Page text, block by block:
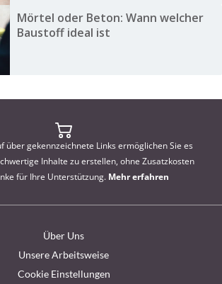
Mörtel oder Beton: Wann welcher
Baustoff ideal ist
über gekennzeichnete Links ermöglichen Sie es
Inhalte zu erstellen, ohne Zusatzkosten
für Ihre Unterstützung. Mehr erfahren
Über Uns
Unsere Arbeitsweise
Cookie Einstellungen